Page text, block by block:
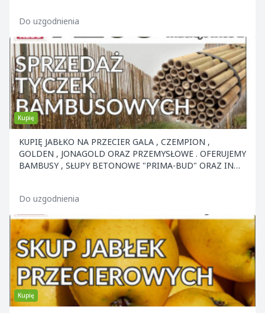
Do uzgodnienia
Kupię
KUPIĘ JABŁKO NA PRZECIER GALA , CZEMPION ,
GOLDEN , JONAGOLD ORAZ PRZEMYSŁOWE . OFERUJEMY
BAMBUSY , SŁUPY BETONOWE "PRIMA-BUD" ORAZ INNE
Do uzgodnienia
Kupię